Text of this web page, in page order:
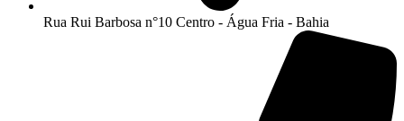
Rua Rui Barbosa n°10 Centro - Água Fria - Bahia